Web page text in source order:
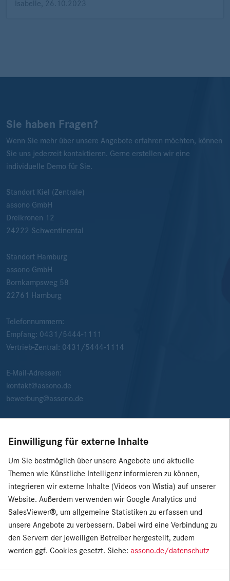
Isabelle
26.10.2023
Sie haben Fragen?
Wenn Sie mehr über unsere Angebote erfahren möchten, können
Sie uns jederzeit kontaktieren. Gerne erstellen wir eine
individuelle Demo für Sie.
Standort Kiel (Zentrale)
assono GmbH
Dreikronen 12
24222 Schwentinental
Standort Hamburg
assono GmbH
Bornkampsweg 58
22761
Hamburg
Telefonnummern:
Empfang: 0431/5444-1111
Vertrieb-Zentral: 0431/5444-1114
E-Mail-Adressen:
kontakt@assono.de
bewerbung@assono.de
Einwilligung für externe Inhalte
Um Sie bestmöglich über unsere Angebote und aktuelle
Themen wie Künstliche Intelligenz informieren zu können,
integrieren wir externe Inhalte (Videos von Wistia) auf unserer
Website. Außerdem verwenden wir Google Analytics und
SalesViewer®, um allgemeine Statistiken zu erfassen und
unsere Angebote zu verbessern. Dabei wird eine Verbindung zu
den Servern der jeweiligen Betreiber hergestellt, zudem
werden ggf. Cookies gesetzt. Siehe: assono.de/datenschutz